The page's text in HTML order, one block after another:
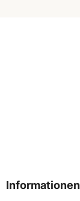
Informationen